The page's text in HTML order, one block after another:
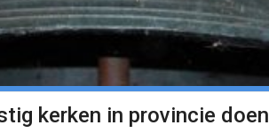
kerken in provincie